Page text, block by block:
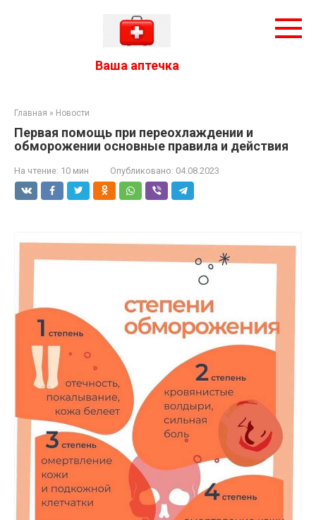
Ваша аптечка
Главная » Новости
Первая помощь при переохлаждении и
обморожении основные правила и действия
На чтение: 10 мин Опубликовано: 04.08.2023